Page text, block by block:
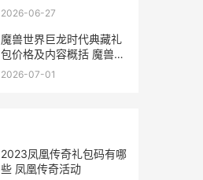
精华有什么用
2026-06-27
魔兽世界巨龙时代典藏礼
包价格及内容概括 魔兽世
界巨龙时代团本
2026-07-01
2023凤凰传奇礼包码有哪
些 凤凰传奇活动